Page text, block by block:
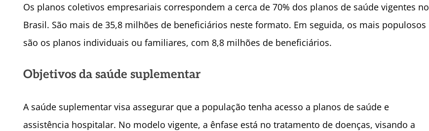
Os planos coletivos empresariais correspondem a cerca de 70% dos planos de saúde vigentes no
Brasil. São mais de 35,8 milhões de beneficiários neste formato. Em seguida, os mais populosos
são os planos individuais ou familiares, com 8,8 milhões de beneficiários.
Objetivos da saúde suplementar
A saúde suplementar visa assegurar que a população tenha acesso a planos de saúde e
assistência hospitalar. No modelo vigente, a ênfase está no tratamento de doenças, visando a